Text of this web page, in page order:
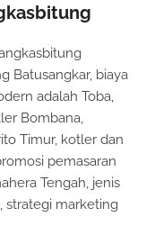
Batusangkar, biaya
adalah Toba,
Bombana,
Timur, kotler dan
pemasaran
Tengah, jenis
strategi marketing